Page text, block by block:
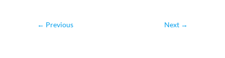
← Previous Next →